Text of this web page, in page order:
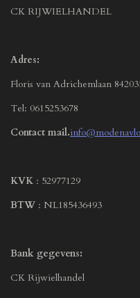
CK RIJWIELHANDEL
Adres:
Floris van Adrichemlaan
Tel: 0615253678
Contact mail.
KVK : 52977129
BTW : NL185436493
Bank gegevens:
CK Rijwielhandel